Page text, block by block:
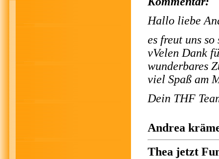
Hallo liebe
es freut uns so
vVelen Dank
wunderbares
viel Spaß am
Dein THF
Andrea
Thea jetzt